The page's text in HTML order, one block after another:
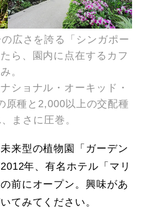
広さを誇る「シンガポー
ら、園内に点在するカフ
。
ショナル・オーキッド・
原種と2,000以上の交配種
まさに圧巻。
来型の植物園「ガーデン
年、有名ホテル「マリ
前にオープン。興味があ
てみてください。